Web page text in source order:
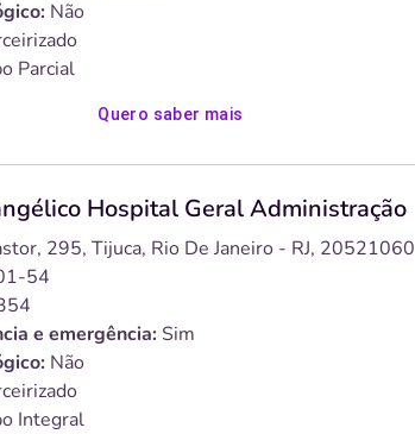
Não
Parcial
Quero saber mais
Hospital Geral Administração
295, Tijuca, Rio De Janeiro - RJ, 20521060
54
e emergência: Sim
Não
Integral